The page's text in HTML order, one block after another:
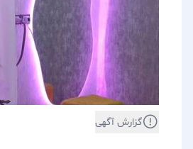
گزارش آگهی